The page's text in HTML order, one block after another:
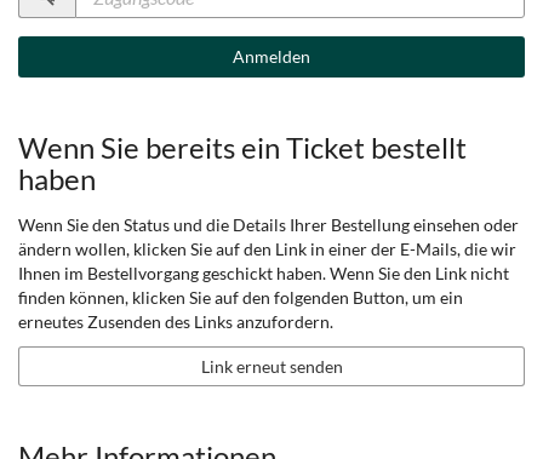
erforderlich
Anmelden
Wenn Sie bereits ein Ticket bestellt
haben
Wenn Sie den Status und die Details Ihrer Bestellung einsehen oder
ändern wollen, klicken Sie auf den Link in einer der E-Mails, die wir
Ihnen im Bestellvorgang geschickt haben. Wenn Sie den Link nicht
finden können, klicken Sie auf den folgenden Button, um ein
erneutes Zusenden des Links anzufordern.
Link erneut senden